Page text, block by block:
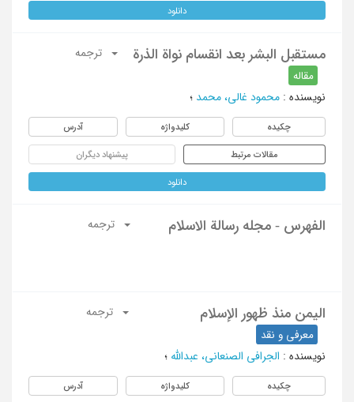
دانلود
مستقبل البشر بعد انقسام نواة الذرة
مقاله
ترجمه
نویسنده : محمود غالی، محمد ؛
چکیده کلیدواژه آدرس
مقالات مرتبط پیشنهاد دیگران
دانلود
الفهرس - مجله رسالة الاسلام ترجمه
الیمن منذ ظهور الإسلام
معرفی و نقد
ترجمه
نویسنده : الجرافی الصنعانی، عبدالله ؛
چکیده کلیدواژه آدرس